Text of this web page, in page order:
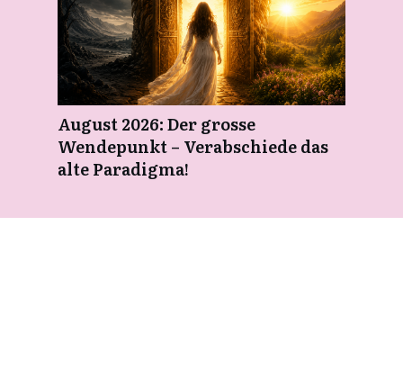
August 2026: Der grosse
Wendepunkt – Verabschiede das
alte Paradigma!